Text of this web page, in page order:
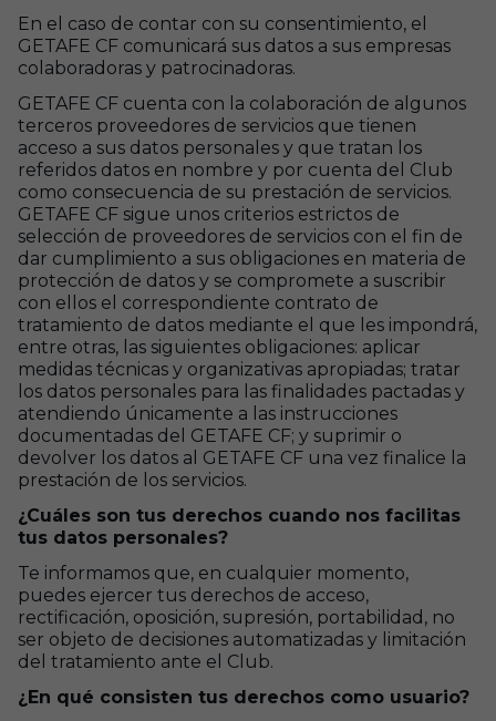
En el caso de contar con su consentimiento, el
GETAFE CF comunicará sus datos a sus empresas
colaboradoras y patrocinadoras.
GETAFE CF cuenta con la colaboración de algunos
terceros proveedores de servicios que tienen
acceso a sus datos personales y que tratan los
referidos datos en nombre y por cuenta del Club
como consecuencia de su prestación de servicios.
GETAFE CF sigue unos criterios estrictos de
selección de proveedores de servicios con el fin de
dar cumplimiento a sus obligaciones en materia de
protección de datos y se compromete a suscribir
con ellos el correspondiente contrato de
tratamiento de datos mediante el que les impondrá,
entre otras, las siguientes obligaciones: aplicar
medidas técnicas y organizativas apropiadas; tratar
los datos personales para las finalidades pactadas y
atendiendo únicamente a las instrucciones
documentadas del GETAFE CF; y suprimir o
devolver los datos al GETAFE CF una vez finalice la
prestación de los servicios.
¿Cuáles son tus derechos cuando nos facilitas
tus datos personales?
Te informamos que, en cualquier momento,
puedes ejercer tus derechos de acceso,
rectificación, oposición, supresión, portabilidad, no
ser objeto de decisiones automatizadas y limitación
del tratamiento ante el Club.
¿En qué consisten tus derechos como usuario?